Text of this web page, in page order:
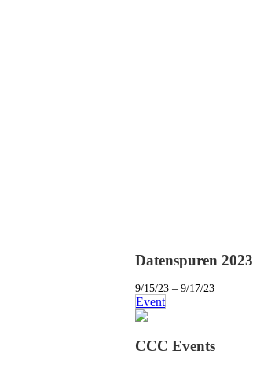
Datenspuren 2023
9/15/23 – 9/17/23
Event
CCC Events